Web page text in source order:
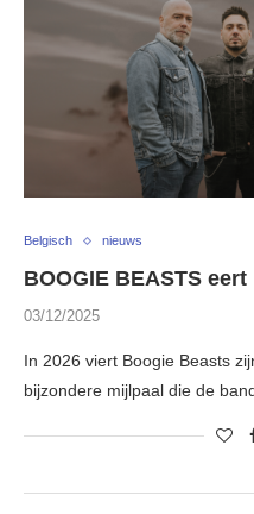
Belgisch nieuws
BOOGIE BEASTS
03/12/2025
In 2026 viert Boogie Beasts
bijzondere mijlpaal die de